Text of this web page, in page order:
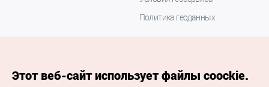
Политика геоданных
Этот веб-сайт использует файлы coockie.